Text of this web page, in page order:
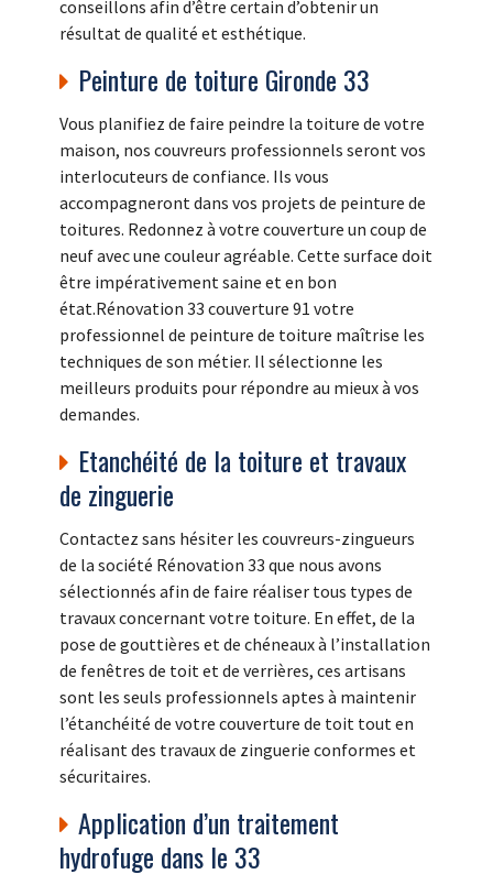
conseillons afin d’être certain d’obtenir un
résultat de qualité et esthétique.
Peinture de toiture Gironde 33
Vous planifiez de faire peindre la toiture de votre
maison, nos couvreurs professionnels seront vos
interlocuteurs de confiance. Ils vous
accompagneront dans vos projets de peinture de
toitures. Redonnez à votre couverture un coup de
neuf avec une couleur agréable. Cette surface doit
être impérativement saine et en bon
état.Rénovation 33 couverture 91 votre
professionnel de peinture de toiture maîtrise les
techniques de son métier. Il sélectionne les
meilleurs produits pour répondre au mieux à vos
demandes.
Etanchéité de la toiture et travaux
de zinguerie
Contactez sans hésiter les couvreurs-zingueurs
de la société Rénovation 33 que nous avons
sélectionnés afin de faire réaliser tous types de
travaux concernant votre toiture. En effet, de la
pose de gouttières et de chéneaux à l’installation
de fenêtres de toit et de verrières, ces artisans
sont les seuls professionnels aptes à maintenir
l’étanchéité de votre couverture de toit tout en
réalisant des travaux de zinguerie conformes et
sécuritaires.
Application d’un traitement
hydrofuge dans le 33